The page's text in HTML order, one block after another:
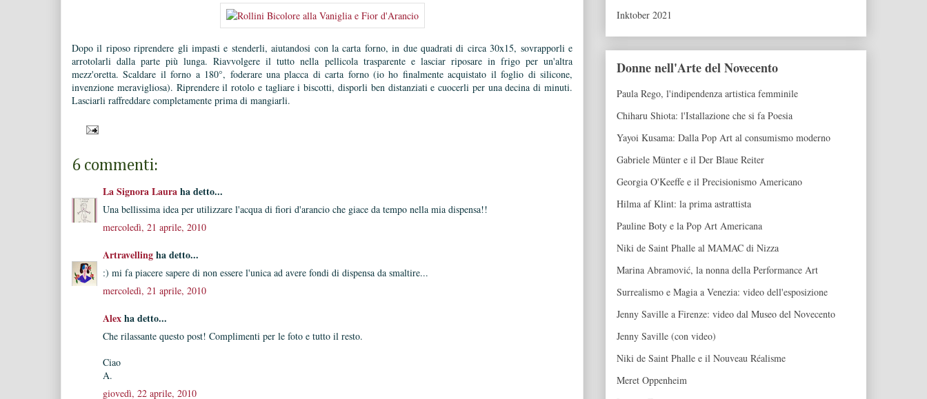
Dopo il riposo riprendere gli impasti e stenderli, aiutandosi con la carta forno, in due quadrati di circa 30x15, sovrapporli e
arrotolarli dalla parte più lunga. Riavvolgere il tutto nella pellicola trasparente e lasciar riposare in frigo per un'altra
mezz'oretta. Scaldare il forno a 180°, foderare una placca di carta forno (io ho finalmente acquistato il foglio di silicone,
invenzione meravigliosa). Riprendere il rotolo e tagliare i biscotti, disporli ben distanziati e cuocerli per una decina di minuti.
Lasciarli raffreddare completamente prima di mangiarli.
6 commenti:
La Signora Lauraha detto...
Una bellissima idea per utilizzare l'acqua di fiori d'arancio che giace da tempo nella mia dispensa!!
mercoledì, 21 aprile, 2010
Artravellingha detto...
:) mi fa piacere sapere di non essere l'unica ad avere fondi di dispensa da smaltire...
mercoledì, 21 aprile, 2010
Alexha detto...
Che rilassante questo post! Complimenti per le foto e tutto il resto.
Ciao
A.
giovedì, 22 aprile, 2010
Inktober 2021
Donne nell'Arte del Novecento
Paula Rego, l'indipendenza artistica femminile
Chiharu Shiota: l'Istallazione che si fa Poesia
Yayoi Kusama: Dalla Pop Art al consumismo moderno
Gabriele Münter e il Der Blaue Reiter
Georgia O'Keeffe e il Precisionismo Americano
Hilma af Klint: la prima astrattista
Pauline Boty e la Pop Art Americana
Niki de Saint Phalle al MAMAC di Nizza
Marina Abramović, la nonna della Performance Art
Surrealismo e Magia a Venezia: video dell'esposizione
Jenny Saville a Firenze: video dal Museo del Novecento
Jenny Saville (con video)
Niki de Saint Phalle e il Nouveau Réalisme
Meret Oppenheim